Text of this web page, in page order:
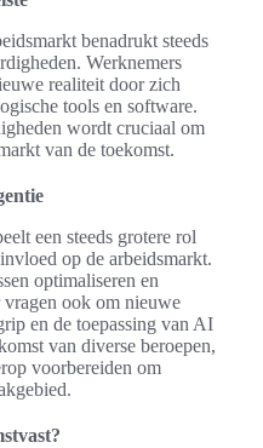
benadrukt steeds
Werknemers
realiteit door zich
tools en software.
wordt cruciaal om
van de toekomst.
een steeds grotere rol
op de arbeidsmarkt.
optimaliseren en
vragen ook om nieuwe
en de toepassing van AI
van diverse beroepen,
voorbereiden om